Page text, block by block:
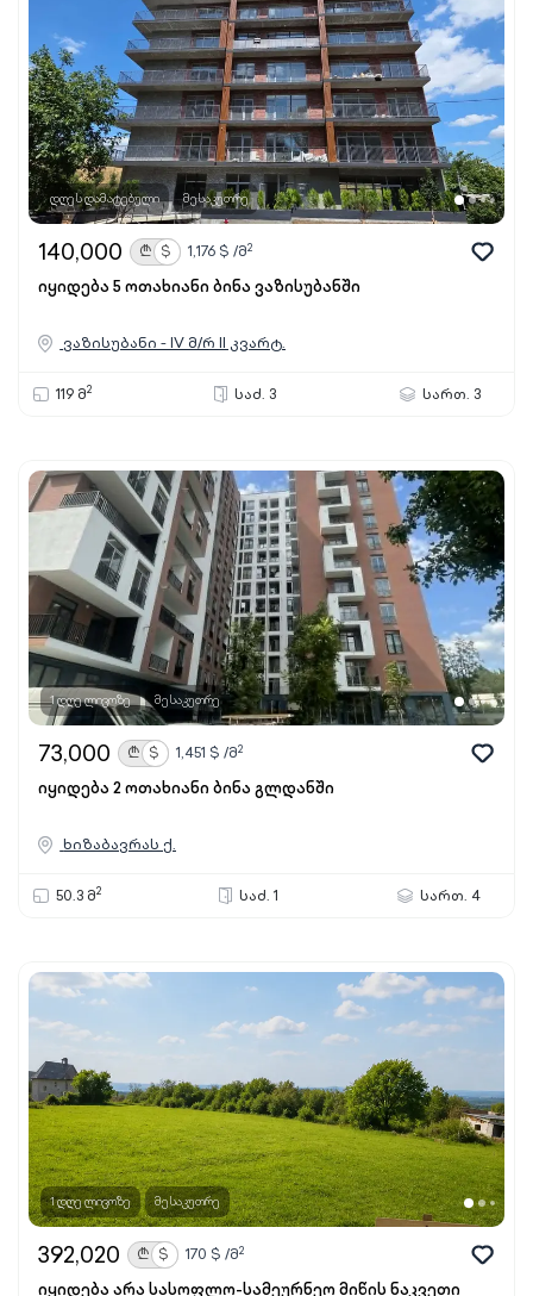
დღეს დამატებული მესაკუთრე
140,000 ₾ $ 1,176 $ /მ2
იყიდება 5 ოთახიანი ბინა ვაზისუბანში
ვაზისუბანი - IV მ/რ II კვარტ.
119 მ2 საძ. 3 სართ. 3
1 დღე ლივოზე მესაკუთრე
73,000 ₾ $ 1,451 $ /მ2
იყიდება 2 ოთახიანი ბინა გლდანში
ხიზაბავრას ქ.
50.3 მ2 საძ. 1 სართ. 4
1 დღე ლივოზე მესაკუთრე
392,020 ₾ $ 170 $ /მ2
იყიდება არა სასოფლო-სამეურნეო მიწის ნაკვეთი